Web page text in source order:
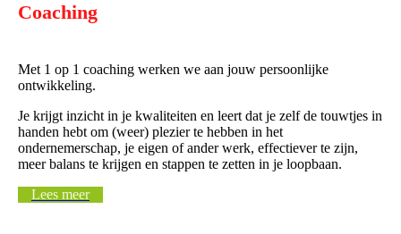
Coaching
Met 1 op 1 coaching werken we aan jouw persoonlijke
ontwikkeling.
Je krijgt inzicht in je kwaliteiten en leert dat je zelf de touwtjes in
handen hebt om (weer) plezier te hebben in het
ondernemerschap, je eigen of ander werk, effectiever te zijn,
meer balans te krijgen en stappen te zetten in je loopbaan.
Lees meer